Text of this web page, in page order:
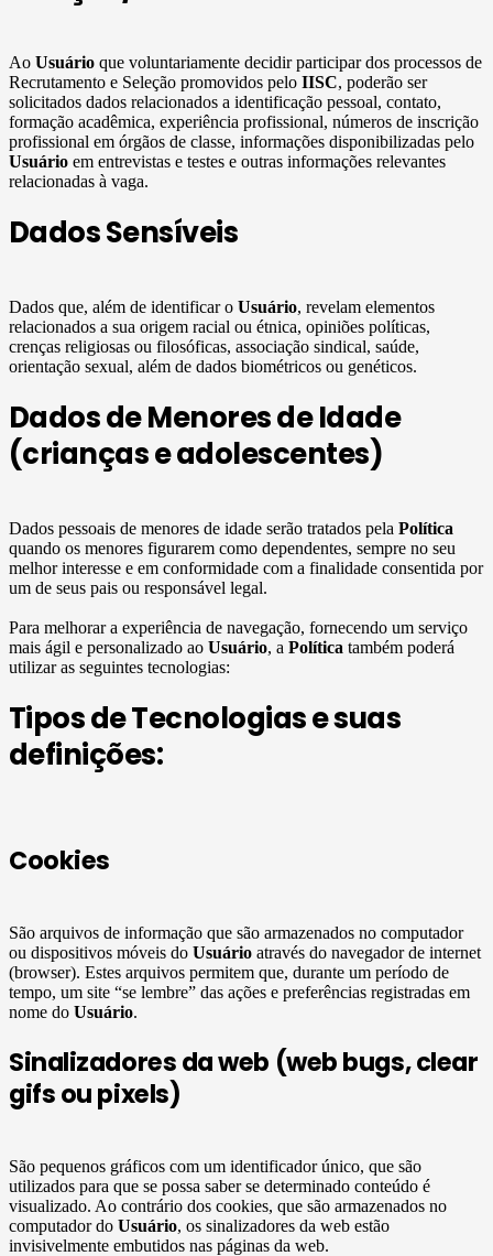
Ao Usuário que voluntariamente decidir participar dos processos de
Recrutamento e Seleção promovidos pelo IISC, poderão ser
solicitados dados relacionados a identificação pessoal, contato,
formação acadêmica, experiência profissional, números de inscrição
profissional em órgãos de classe, informações disponibilizadas pelo
Usuário em entrevistas e testes e outras informações relevantes
relacionadas à vaga.
Dados Sensíveis
Dados que, além de identificar o Usuário, revelam elementos
relacionados a sua origem racial ou étnica, opiniões políticas,
crenças religiosas ou filosóficas, associação sindical, saúde,
orientação sexual, além de dados biométricos ou genéticos.
Dados de Menores de Idade
(crianças e adolescentes)
Dados pessoais de menores de idade serão tratados pela Política
quando os menores figurarem como dependentes, sempre no seu
melhor interesse e em conformidade com a finalidade consentida por
um de seus pais ou responsável legal.
Para melhorar a experiência de navegação, fornecendo um serviço
mais ágil e personalizado ao Usuário, a Política também poderá
utilizar as seguintes tecnologias:
Tipos de Tecnologias e suas
definições:
Cookies
São arquivos de informação que são armazenados no computador
ou dispositivos móveis do Usuário através do navegador de internet
(browser). Estes arquivos permitem que, durante um período de
tempo, um site “se lembre” das ações e preferências registradas em
nome do Usuário.
Sinalizadores da web (web bugs, clear
gifs ou pixels)
São pequenos gráficos com um identificador único, que são
utilizados para que se possa saber se determinado conteúdo é
visualizado. Ao contrário dos cookies, que são armazenados no
computador do Usuário, os sinalizadores da web estão
invisivelmente embutidos nas páginas da web.